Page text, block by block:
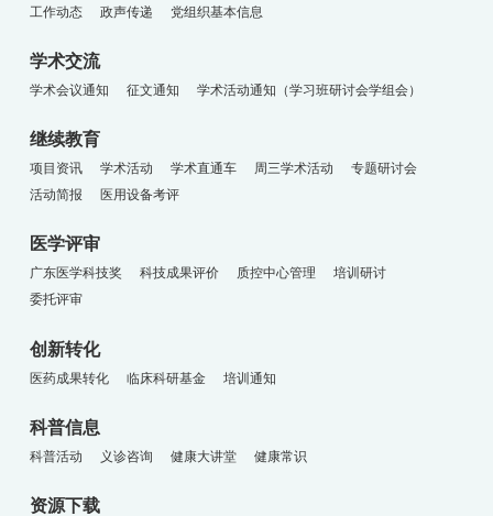
工作动态 政声传递 党组织基本信息
学术交流
学术会议通知 征文通知 学术活动通知（学习班研讨会学组会）
继续教育
项目资讯 学术活动 学术直通车 周三学术活动
专题研讨会
活动简报
医用设备考评
医学评审
广东医学科技奖 科技成果评价 质控中心管理
培训研讨
委托评审
创新转化
医药成果转化 临床科研基金 培训通知
科普信息
科普活动 义诊咨询 健康大讲堂 健康常识
资源下载